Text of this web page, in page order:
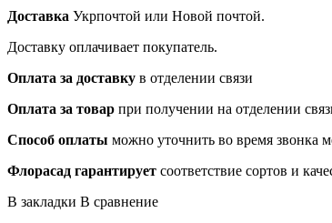
Доставка Укрпочтой или Новой почтой.
Доставку оплачивает покупатель.
Оплата за доставку в отделении связи
Оплата за товар при получении на отделении
Способ оплаты можно уточнить во время звонка
Флорасад гарантирует соответствие сортов и
В закладки В сравнение